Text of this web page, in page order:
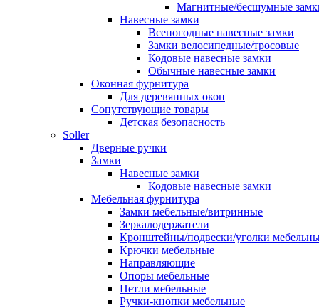
Магнитные/бесшумные
Навесные замки
Всепогодные навесные замки
Замки велосипедные/тросовые
Кодовые навесные замки
Обычные навесные замки
Оконная фурнитура
Для деревянных окон
Сопутствующие товары
Детская безопасность
Soller
Дверные ручки
Замки
Навесные замки
Кодовые навесные замки
Мебельная фурнитура
Замки мебельные/витринные
Зеркалодержатели
Кронштейны/подвески/уголки
Крючки мебельные
Направляющие
Опоры мебельные
Петли мебельные
Ручки-кнопки мебельные